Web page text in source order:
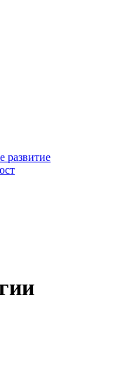
развитие